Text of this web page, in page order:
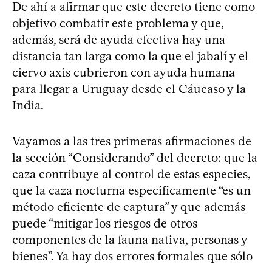
De ahí a afirmar que este decreto tiene como
objetivo combatir este problema y que,
además, será de ayuda efectiva hay una
distancia tan larga como la que el jabalí y el
ciervo axis cubrieron con ayuda humana
para llegar a Uruguay desde el Cáucaso y la
India.
Vayamos a las tres primeras afirmaciones de
la sección “Considerando” del decreto: que la
caza contribuye al control de estas especies,
que la caza nocturna específicamente “es un
método eficiente de captura” y que además
puede “mitigar los riesgos de otros
componentes de la fauna nativa, personas y
bienes”. Ya hay dos errores formales que sólo